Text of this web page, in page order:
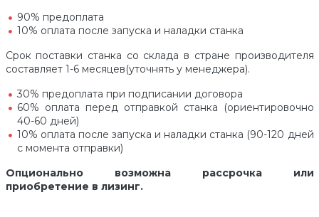
90% предоплата
10% оплата после запуска и наладки станка
Срок поставки станка со склада в стране производителя
составляет 1-6 месяцев(уточнять у менеджера).
30% предоплата при подписании договора
60% оплата перед отправкой станка (ориентировочно
40-60 дней)
10% оплата после запуска и наладки станка (90-120 дней
с момента отправки)
Опционально возможна рассрочка или
приобретение в лизинг.